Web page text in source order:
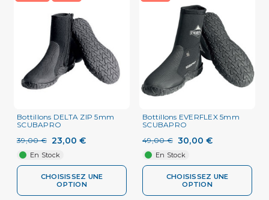
Bottillons DELTA ZIP 5mm
SCUBAPRO
39,00 € 23,00 €
En Stock
CHOISISSEZ UNE
OPTION
Bottillons EVERFLEX 5mm
SCUBAPRO
49,00 € 30,00 €
En Stock
CHOISISSEZ UNE
OPTION